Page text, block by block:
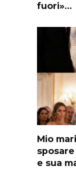
fuori»…
Mio
e sua